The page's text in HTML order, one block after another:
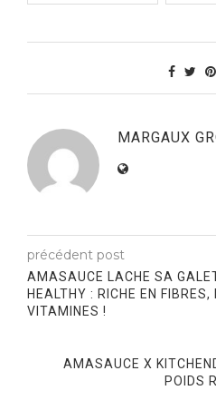
MARGAUX
précédent post
AMASAUCE LACHE SA
HEALTHY : RICHE EN
VITAMINES !
AMASAUCE X
POIDS